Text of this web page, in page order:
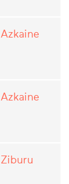
Azkaine
Azkaine
Ziburu